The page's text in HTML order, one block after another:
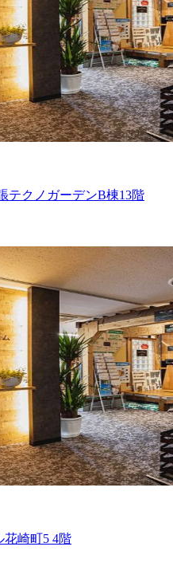
テクノガーデンB棟13階
花崎町5 4階